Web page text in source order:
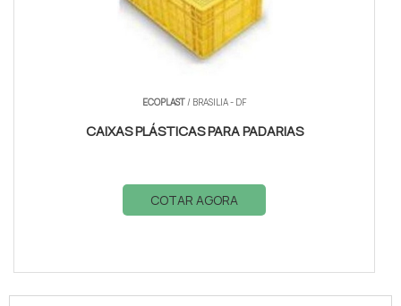
ECOPLAST / BRASILIA - DF
CAIXAS PLÁSTICAS PARA PADARIAS
COTAR AGORA